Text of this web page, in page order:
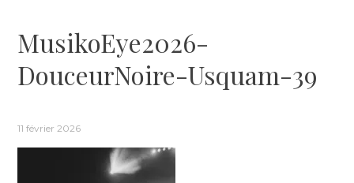
MusikoEye2026-
DouceurNoire-Usquam-39
11 février 2026